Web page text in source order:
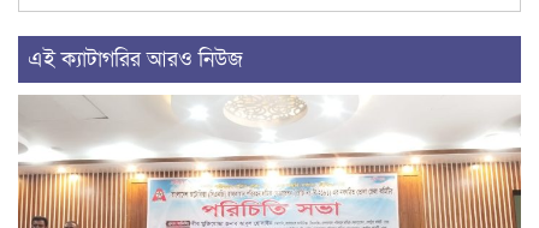
এই ক্যাটাগরির আরও নিউজ